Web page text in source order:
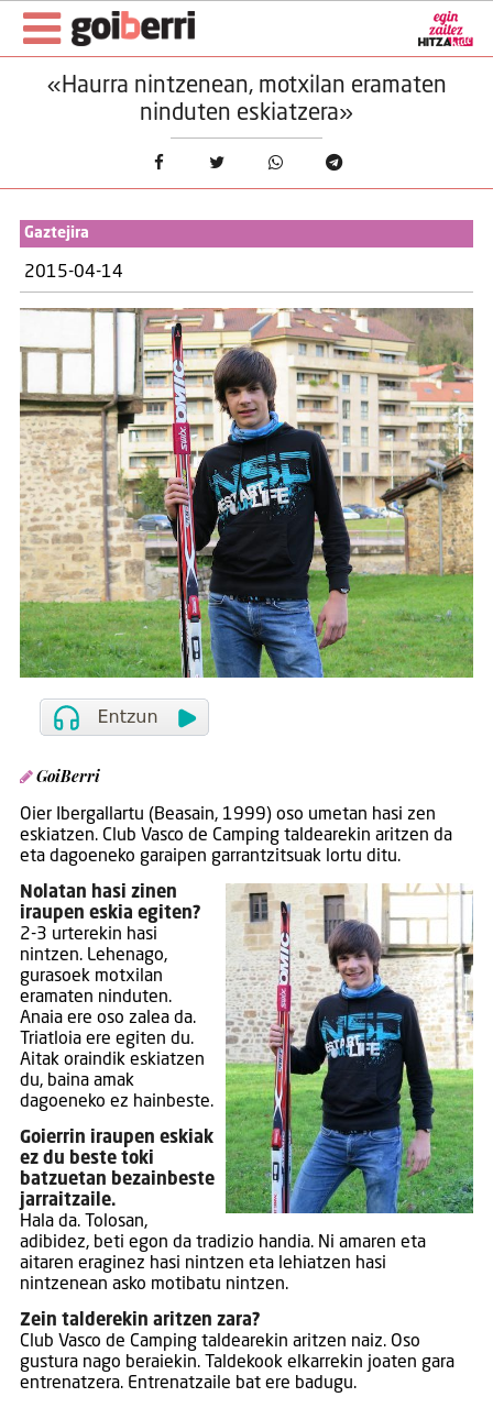
«Haurra nintzenean, motxilan eramaten
ninduten eskiatzera»
Gaztejira
2015-04-14
GoiBerri
Oier Ibergallartu (Beasain, 1999) oso umetan hasi zen
eskiatzen. Club Vasco de Camping taldearekin aritzen da
eta dagoeneko garaipen garrantzitsuak lortu ditu.
Nolatan hasi zinen
iraupen eskia egiten?
2-3 urterekin hasi
nintzen. Lehenago,
gurasoek motxilan
eramaten ninduten.
Anaia ere oso zalea da.
Triatloia ere egiten du.
Aitak oraindik eskiatzen
du, baina amak
dagoeneko ez hainbeste.
Goierrin iraupen eskiak
ez du beste toki
batzuetan bezainbeste
jarraitzaile.
Hala da. Tolosan,
adibidez, beti egon da tradizio handia. Ni amaren eta
aitaren eraginez hasi nintzen eta lehiatzen hasi
nintzenean asko motibatu nintzen.
Zein talderekin aritzen zara?
Club Vasco de Camping taldearekin aritzen naiz. Oso
gustura nago beraiekin. Taldekook elkarrekin joaten gara
entrenatzera. Entrenatzaile bat ere badugu.